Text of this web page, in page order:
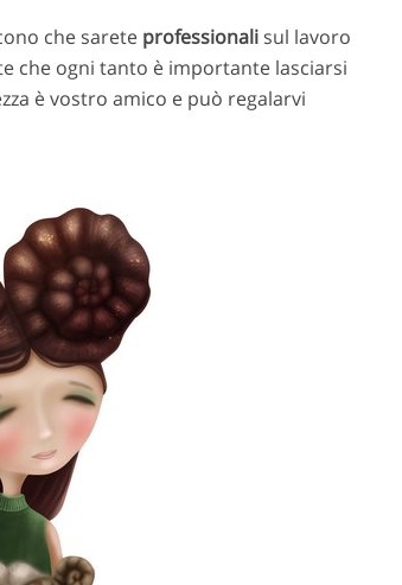
che sarete professionalisul lavoro
che ogni tanto è importante lasciarsi
è vostro amico e può regalarvi